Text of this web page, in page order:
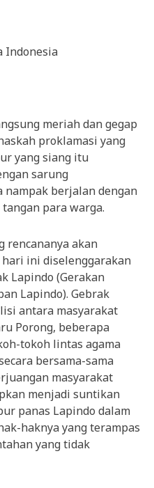
Indonesia
meriah dan gegap
proklamasi yang
yang siang itu
sarung
nampak berjalan dengan
para warga.
rencananya akan
ini diselenggarakan
Lapindo (Gerakan
Lapindo). Gebrak
antara masyarakat
Porong, beberapa
tokoh lintas agama
bersama-sama
masyarakat
menjadi suntikan
panas Lapindo dalam
haknya yang terampas
yang tidak